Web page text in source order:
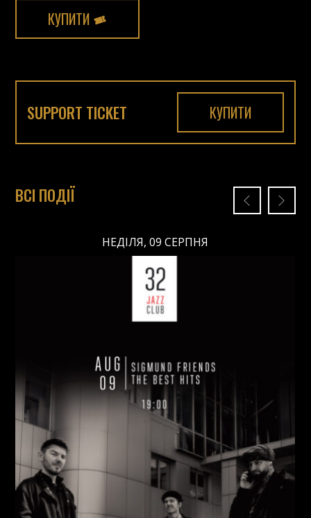
КУПИТИ
SUPPORT TICKET КУПИТИ
ВСІ ПОДІЇ
НЕДІЛЯ, 09 СЕРПНЯ
НЕДІЛЯ, 09 СЕРПНЯ
Ціна:
Виконавці: Павло Литвиненко (Рояль,) /Денис
Дудко (Бас, Олександр Люлякін (Барабани,) /